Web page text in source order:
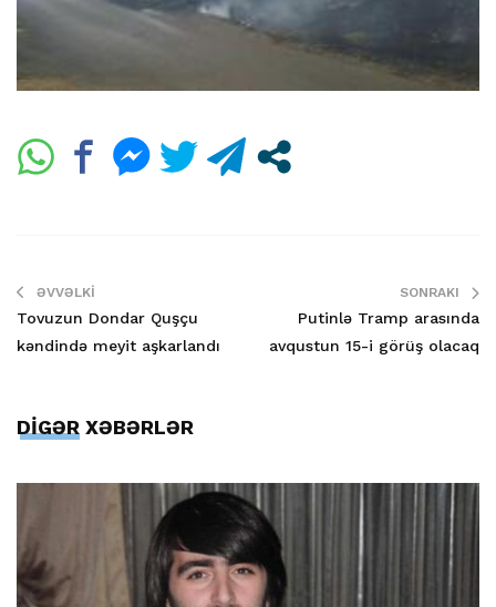
ƏVVƏLKI
Tovuzun Dondar Quşçu
kəndində meyit aşkarlandı
SONRAKI
Putinlə Tramp arasında
avqustun 15-i görüş olacaq
DİGƏR XƏBƏRLƏR